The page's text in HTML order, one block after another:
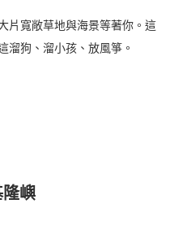
片寬敞草地與海景等著你。這
溜狗、溜小孩、放風箏。
嶼